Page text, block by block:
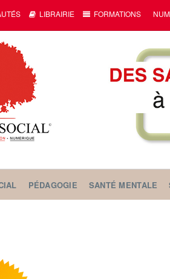
LIBRAIRIE FORMATIONS
PÉDAGOGIE SANTÉ MENTALE